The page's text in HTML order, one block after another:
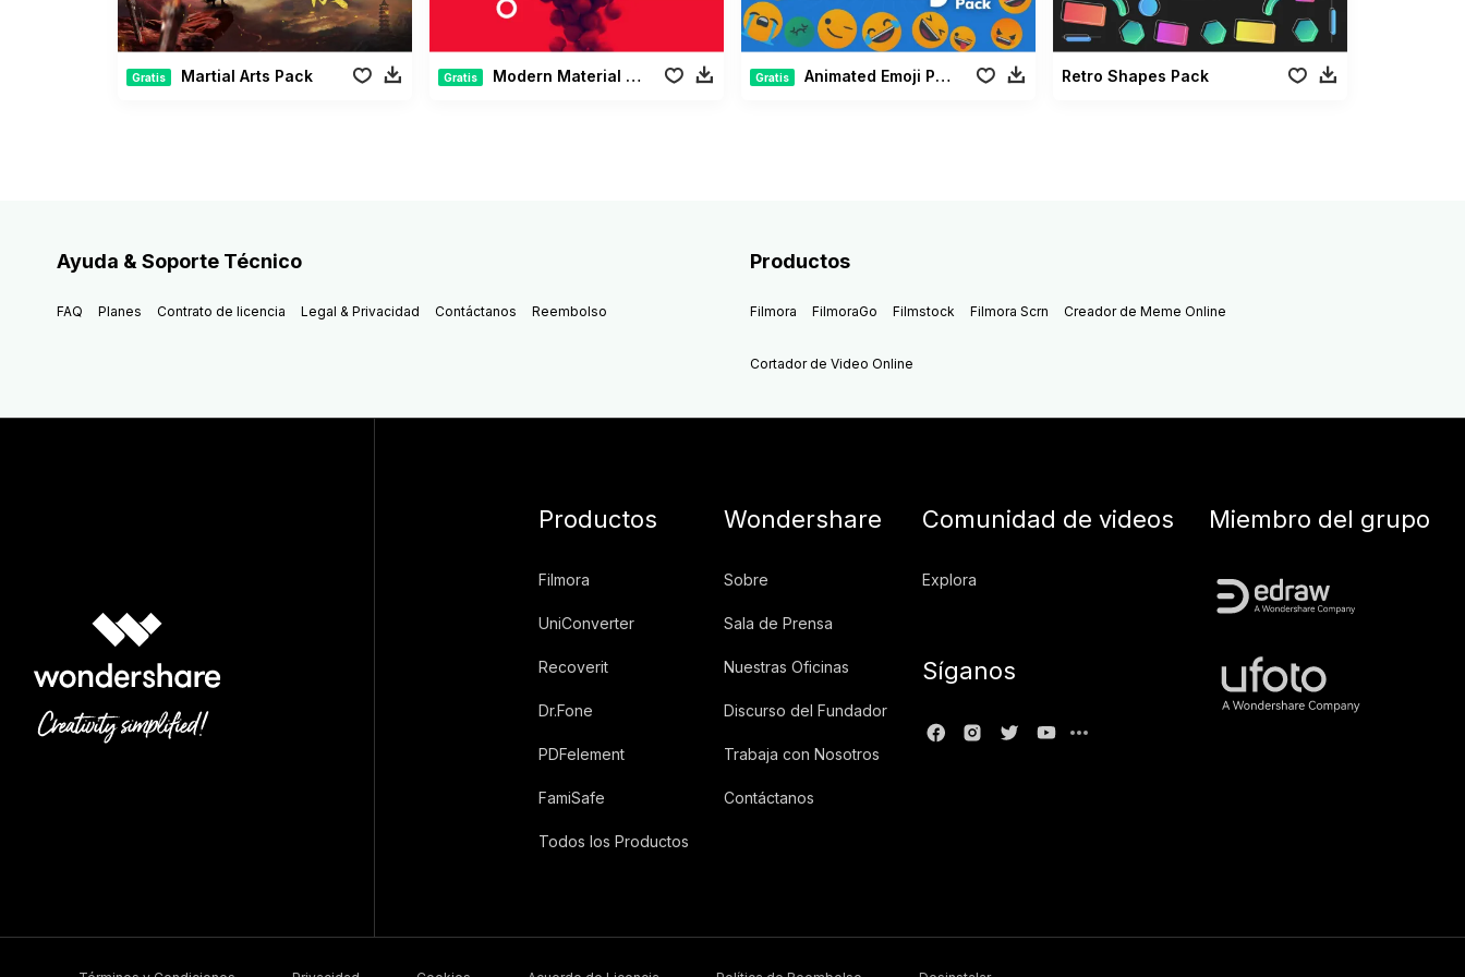
Gratis Martial Arts Pack Gratis Modern Material Pack Gratis Animated Emoji Pack Retro Shapes Pack
Ayuda & Soporte Técnico
FAQ Planes Contrato de licencia Legal & Privacidad Contáctanos Reembolso
Productos
Filmora FilmoraGo Filmstock Filmora Scrn Creador de Meme Online
Cortador de Video Online
Productos
Filmora
UniConverter
Recoverit
Dr.Fone
PDFelement
FamiSafe
Todos los Productos
Wondershare
Sobre
Sala de Prensa
Nuestras Oficinas
Discurso del Fundador
Trabaja con Nosotros
Contáctanos
Comunidad de videos
Explora
Síganos
Miembro del grupo